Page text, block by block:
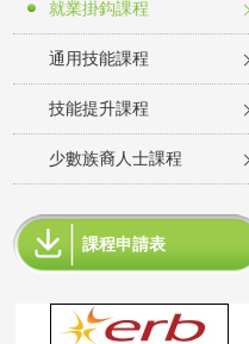
就業掛鈎課程
通用技能課程
技能提升課程
少數族裔人士課程
課程申請表